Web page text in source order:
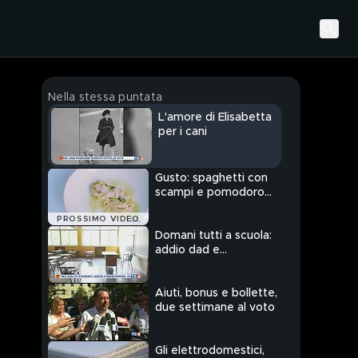
Nella stessa puntata
L'amore di Elisabetta
per i cani
PROSSIMO VIDEO
Gusto: spaghetti con
scampi e pomodoro
Domani tutti a scuola:
addio dad e
Aiuti, bonus e bollette,
due settimane al voto
Gli elettrodomestici,